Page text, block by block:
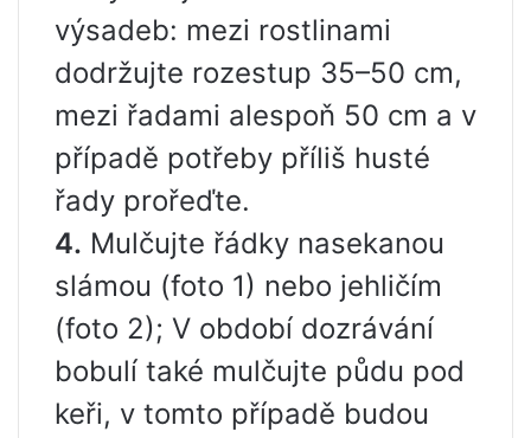
výsadeb: mezi rostlinami
dodržujte rozestup 35–50 cm,
mezi řadami alespoň 50 cm a v
případě potřeby příliš husté
řady prořeďte.
4. Mulčujte řádky nasekanou
slámou (foto 1) nebo jehličím
(foto 2); V období dozrávání
bobulí také mulčujte půdu pod
keři, v tomto případě budou